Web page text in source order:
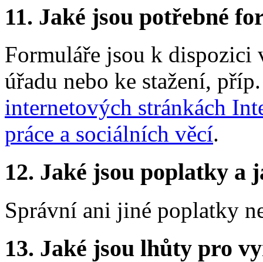
11. Jaké jsou potřebné
Formuláře jsou k dispozici
úřadu nebo ke stažení,
internetových stránkách
práce a sociálních věcí.
12. Jaké jsou poplatky a
Správní ani jiné poplatky
13. Jaké jsou lhůty pro